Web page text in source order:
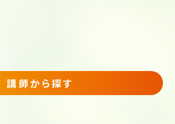
講師から探す